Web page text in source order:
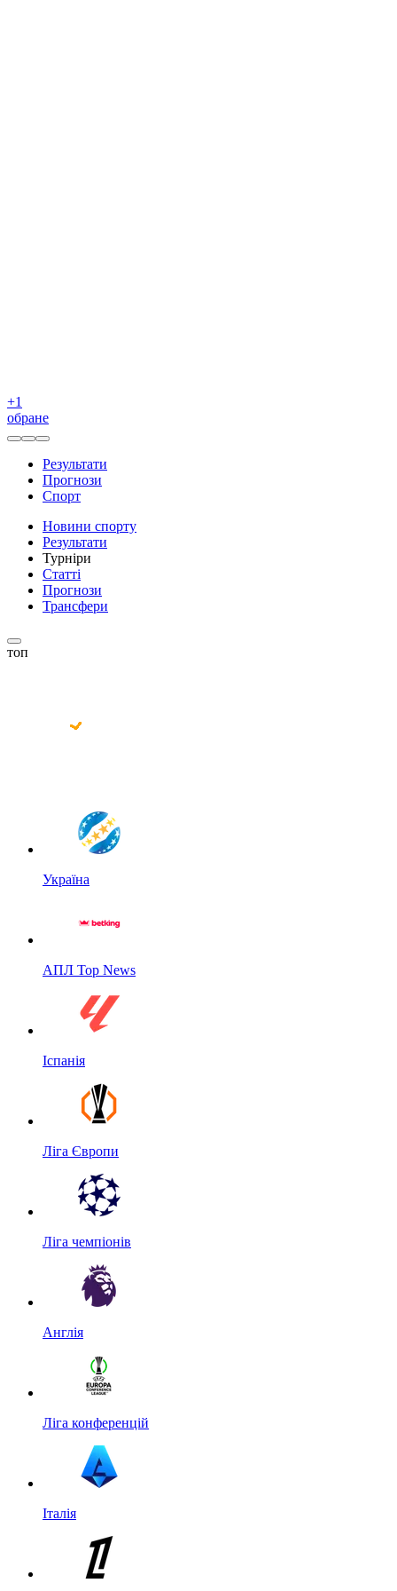
+1
обране
Результати
Прогнози
Спорт
Новини спорту
Результати
Турніри
Статті
Прогнози
Трансфери
топ
Україна
АПЛ Top News
Іспанія
Ліга Європи
Ліга чемпіонів
Англія
Ліга конференцій
Італія